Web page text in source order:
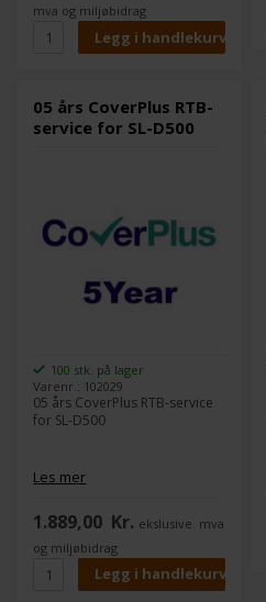
mva og miljøbidrag
05 års CoverPlus RTB-
service for SL-D500
100 stk. på lager
Varenr.: 102029
05 års CoverPlus RTB-service
for SL-D500
Les mer
1.889,00 Kr. ekslusive. mva
og miljøbidrag